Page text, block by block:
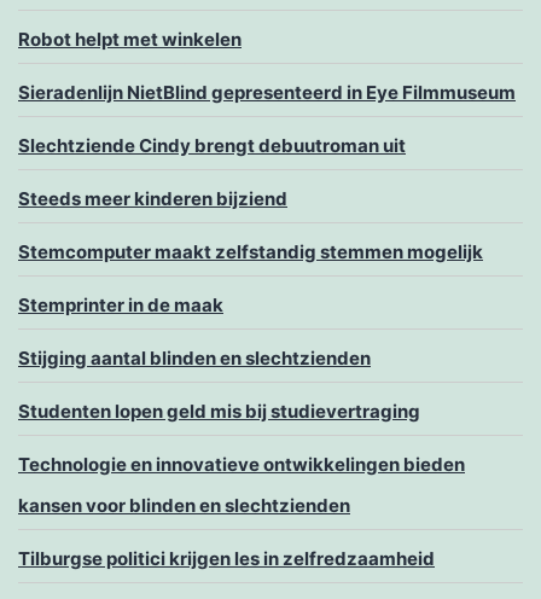
Robot helpt met winkelen
Sieradenlijn NietBlind gepresenteerd in Eye Filmmuseum
Slechtziende Cindy brengt debuutroman uit
Steeds meer kinderen bijziend
Stemcomputer maakt zelfstandig stemmen mogelijk
Stemprinter in de maak
Stijging aantal blinden en slechtzienden
Studenten lopen geld mis bij studievertraging
Technologie en innovatieve ontwikkelingen bieden
kansen voor blinden en slechtzienden
Tilburgse politici krijgen les in zelfredzaamheid